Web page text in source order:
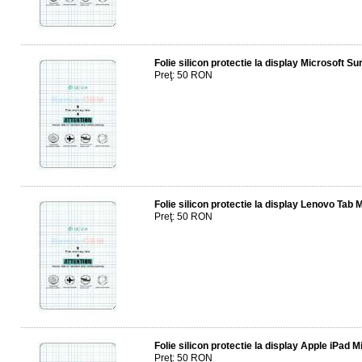
Folie silicon protectie la display Microsoft
Preţ: 50 RON
Folie silicon protectie la display Lenovo Tab
Preţ: 50 RON
Folie silicon protectie la display Apple iPad
Preţ: 50 RON